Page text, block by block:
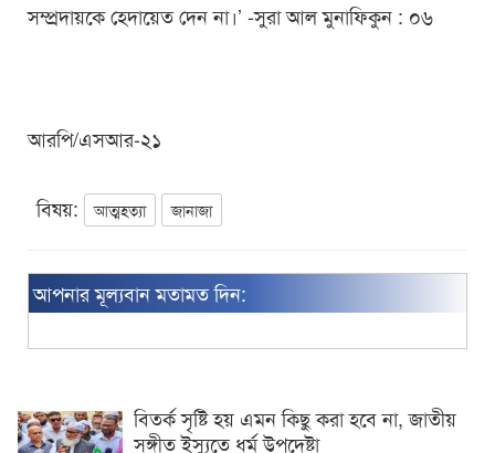
সম্প্রদায়কে হেদায়েত দেন না।’ -সুরা আল মুনাফিকুন : ০৬
আরপি/এসআর-২১
বিষয়: আত্মহত্যা জানাজা
আপনার মূল্যবান মতামত দিন:
বিতর্ক সৃষ্টি হয় এমন কিছু করা হবে না, জাতীয়
সঙ্গীত ইস্যুতে ধর্ম উপদেষ্টা